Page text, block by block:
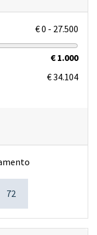
€0 - 27.500
€ 1.000
€ 34.104
72